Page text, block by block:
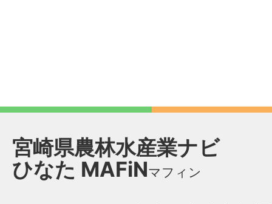
宮崎県農林水産業ナビ
ひなた MAFiNマフィン